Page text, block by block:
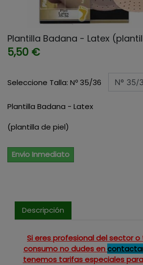
Plantilla Badana - Latex
5,50 €
Seleccione Talla: Nº 35/36
Plantilla Badana - Latex
(plantilla de piel)
Envio Inmediato
Descripción
Si eres profesional del sector
consumo no dudes en
tenemos tarifas especiales